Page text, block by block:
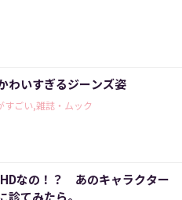
わいすぎるジーンズ姿
すごい,雑誌・ムック
なの！？ あのキャラクター
診てみたら。